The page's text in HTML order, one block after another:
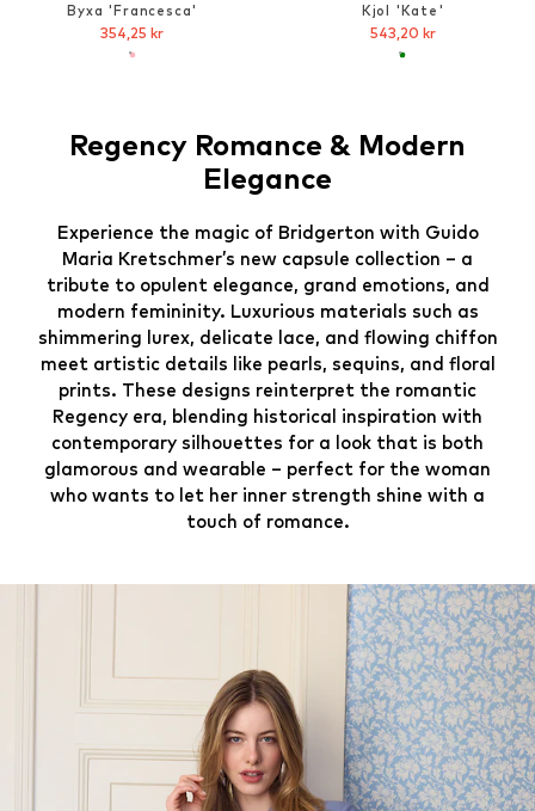
Byxa 'Francesca'
354,25 kr
Kjol 'Kate'
543,20 kr
Regency Romance & Modern
Elegance
Experience the magic of Bridgerton with Guido
Maria Kretschmer’s new capsule collection – a
tribute to opulent elegance, grand emotions, and
modern femininity. Luxurious materials such as
shimmering lurex, delicate lace, and flowing chiffon
meet artistic details like pearls, sequins, and floral
prints. These designs reinterpret the romantic
Regency era, blending historical inspiration with
contemporary silhouettes for a look that is both
glamorous and wearable – perfect for the woman
who wants to let her inner strength shine with a
touch of romance.